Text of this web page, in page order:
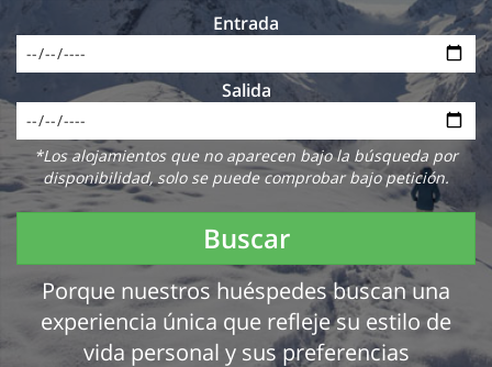
Entrada
Salida
*Los alojamientos que no aparecen bajo la búsqueda por
disponibilidad, solo se puede comprobar bajo petición.
Buscar
Porque nuestros huéspedes buscan una
experiencia única que refleje su estilo de
vida personal y sus preferencias